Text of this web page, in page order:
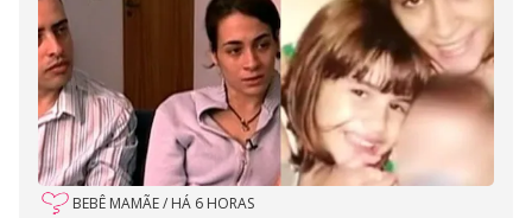
BEBÊ MAMÃE/ HÁ 6 HORAS